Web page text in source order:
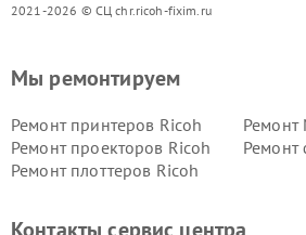
2021-2026 © СЦ chr.ricoh-fixim.ru
Мы ремонтируем
Ремонт принтеров Ricoh
Ремонт проекторов Ricoh
Ремонт
Ремонт плоттеров Ricoh
Контакты сервис центра